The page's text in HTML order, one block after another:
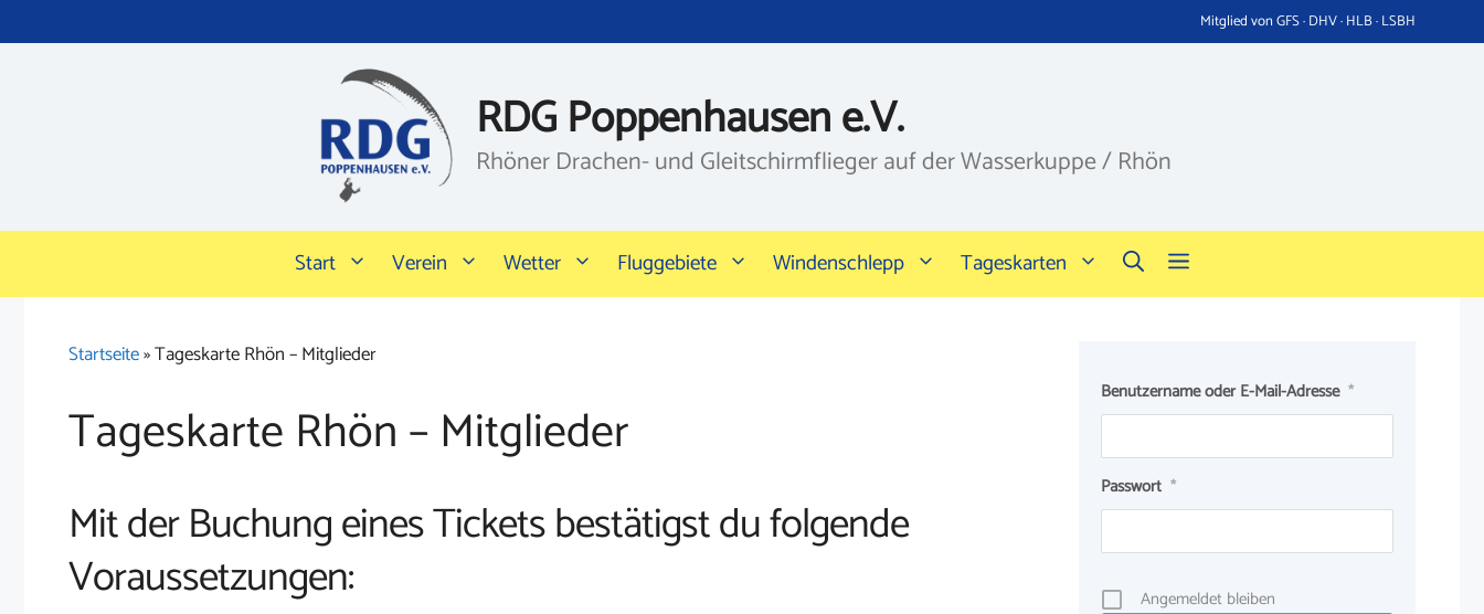
Inhalt
Mitglied von GFS · DHV · HLB · LSBH
RDG Poppenhausen e.V.
Rhöner Drachen- und Gleitschirmflieger auf der Wasserkuppe / Rhön
Start Verein Wetter Fluggebiete Windenschlepp Tageskarten
Startseite»Tageskarte Rhön – Mitglieder
Tageskarte Rhön – Mitglieder
Mit der Buchung eines Tickets bestätigst du folgende
Voraussetzungen:
Benutzername oder E-Mail-Adresse *
Passwort *
Angemeldet bleiben